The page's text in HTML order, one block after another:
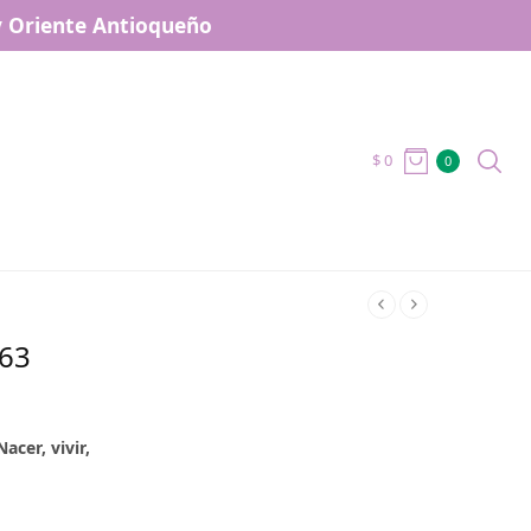
Oriente Antioqueño
$0 0
vivir,